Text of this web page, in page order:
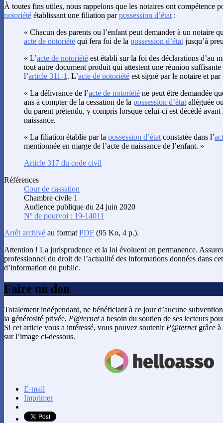
À toutes fins utiles, nous rappelons que les notaires ont compétence
notoriété établissant une filiation parpossession d’état :
« Chacun des parents ou l’enfant peut demander à un notaire
acte de notoriété qui fera foi de la possession d’état jusqu’à
« L’acte de notoriété est établi sur la foi des déclarations d’au
tout autre document produit qui attestent une réunion suffisante
l’article 311-1 . L’acte de notoriété est signé par le notaire et par
« La délivrance de l’acte de notoriété ne peut être demandée
ans à compter de la cessation de la possession d’état alléguée
du parent prétendu, y compris lorsque celui-ci est décédé
naissance.
« La filiation établie par la possession d’état constatée dans l’
mentionnée en marge de l’acte de naissance de l’enfant. »
Article 317 du code civil
Références
Cour de cassation
Chambre civile 1
Audience publique du 24 juin 2020
Nº de pourvoi : 19-14011
Arrêt archivé au format PDF (95 Ko, 4 p.).
Attention ! La jurisprudence et la loi évoluent en permanence.
professionnel du droit de l’actualité des informations données dans
d’information du public.
Faire un don
Totalement indépendant, ne bénéficiant à ce jour d’aucune
la générosité privée, P@terneta besoin du soutien de ses lecteurs
Si cet article vous a intéressé, vous pouvez soutenirP@ternetgrâce à
sur l’image ci-dessous.
E-mail
Imprimer